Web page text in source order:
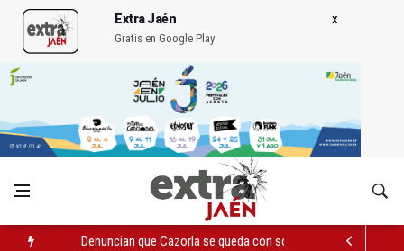
Extra Jaén
Gratis en Google Play
Denuncian que Cazorla se queda con solo dos bomberos por